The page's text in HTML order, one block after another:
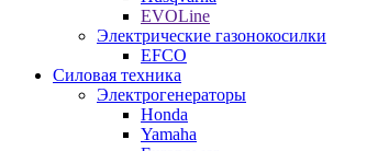
EVOLine
Электрические газонокосилки
EFCO
Силовая техника
Электрогенераторы
Honda
Yamaha